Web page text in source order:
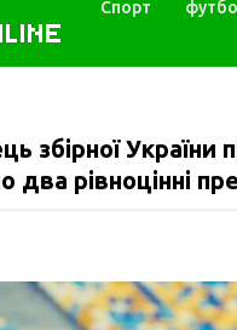
Спорт
збірної
два рівноцінні